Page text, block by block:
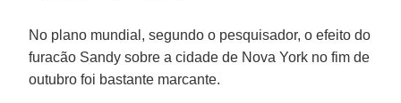
No plano mundial, segundo o pesquisador, o efeito do
furacão Sandy sobre a cidade de Nova York no fim de
outubro foi bastante marcante.